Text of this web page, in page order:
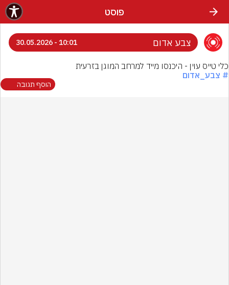
פוסט
צבע אדום 10:01 - 30.05.2026
כלי טייס עוין - היכנסו מייד למרחב המוגן בזרעית
# צבע_אדום
הוסף תגובה